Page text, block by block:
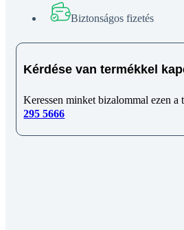
Biztonságos fizetés
Kérdése van termékkel
Keressen minket bizalommal ezen
295 5666